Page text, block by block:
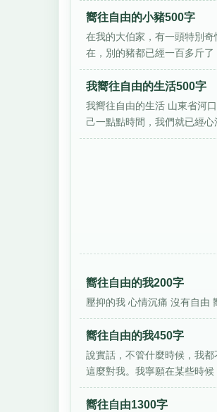
嚮往自由的小豬500字
在我的大伯家，有一頭特別
在，別的豬都已經一百多斤了
我嚮往自由的生活500字
我嚮往自由的生活 山東省河
己一點點時間，我們就已經心
嚮往自由的我200字
壓抑的我 心情沉痛 沒有自由
嚮往自由的我450字
說實話，不管什麼時候，我
這麼對我。我寧願在某些時
嚮往自由1300字